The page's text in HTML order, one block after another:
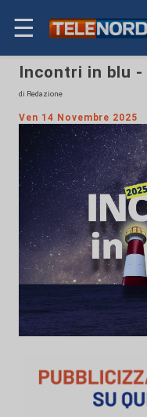
☰
Incontri in blu
di Redazione
Ven 14 Novembre 2025